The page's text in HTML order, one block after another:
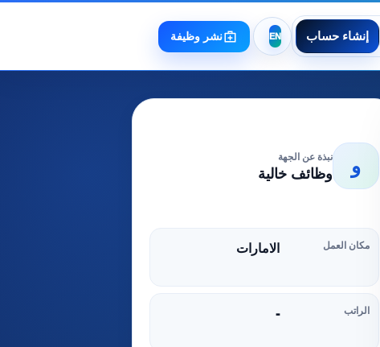
إنشاء حساب نشر وظيفة
و نبذة عن الجهة
وظائف خالية
مكان العمل الامارات
الراتب -